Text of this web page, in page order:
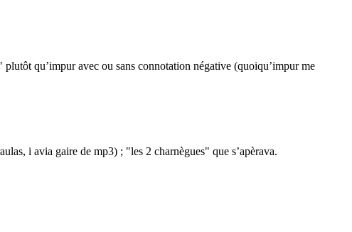
qu’impur avec ou sans connotation négative (quoiqu’impur me
i avia gaire de mp3) ; "les 2 charnègues" que s’apèrava.